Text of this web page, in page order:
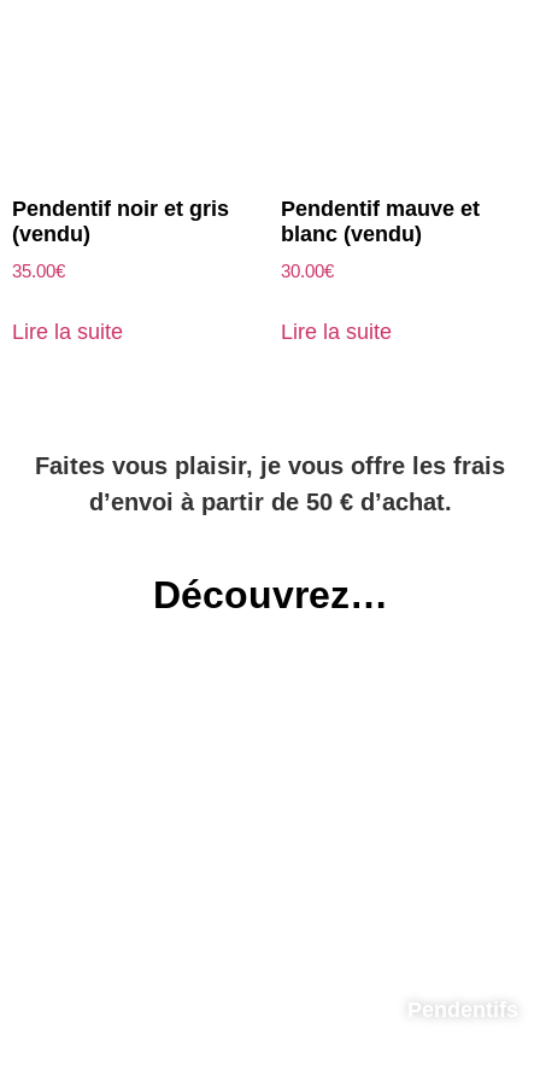
Pendentif noir et gris
(vendu)
35.00€
Lire la suite
Pendentif mauve et
blanc (vendu)
30.00€
Lire la suite
Faites vous plaisir, je vous offre les frais
d’envoi à partir de 50 € d’achat.
Découvrez…
Pendentifs